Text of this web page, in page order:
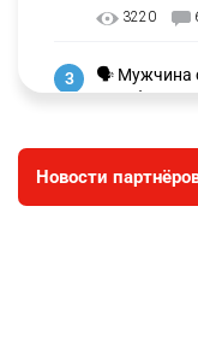
3220
3
🗣 Мужчина
заработал
⚠️ Доброе
главных
Новости